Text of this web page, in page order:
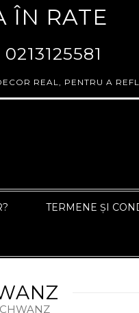
TERMENE ȘI
ÎN RATE
0213125581
REAL, PENTRU A